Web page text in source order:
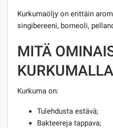
Kurkumaöljy on erittäin
singibereeni, borneoli,
MITÄ
Kurkuma on:
Tulehdusta estävä;
Bakteereja tappava;